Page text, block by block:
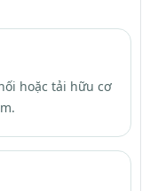
hoặc tải hữu cơ